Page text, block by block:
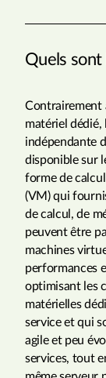
Quels sont
Contrairement
matériel
indépendante
disponible sur
forme de
(VM) qui
de calcul, de
peuvent être
machines
performances
optimisant les
matérielles
service et qui
agile et peu
services, tout